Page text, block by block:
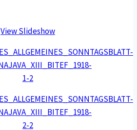
View Slideshow